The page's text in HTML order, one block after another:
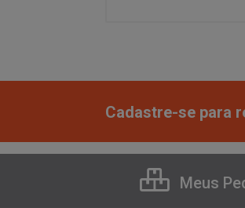
Cadastre-se para
Meus